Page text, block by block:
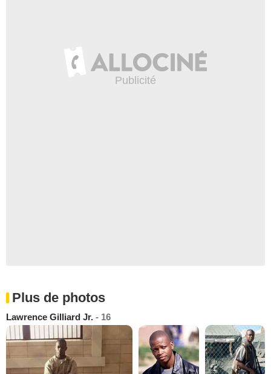
Plus de photos
Lawrence Gilliard Jr. - 16